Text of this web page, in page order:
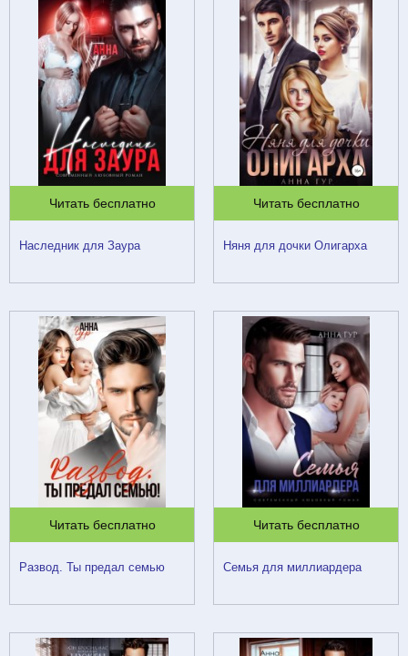
Читать бесплатно
Наследник для Заура
Читать бесплатно
Няня для дочки Олигарха
Читать бесплатно
Развод. Ты предал семью
Читать бесплатно
Семья для миллиардера